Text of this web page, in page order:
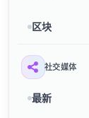
区块
社交媒体
最新